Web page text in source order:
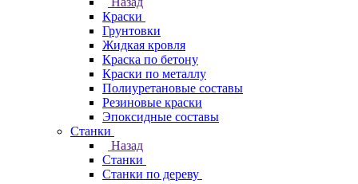
Краски
Грунтовки
Жидкая кровля
Краска по бетону
Краски по металлу
Полиуретановые составы
Резиновые краски
Эпоксидные составы
Станки
Назад
Станки
Станки по дереву